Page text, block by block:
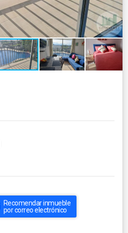
Recomendar inmueble
por correo electrónico